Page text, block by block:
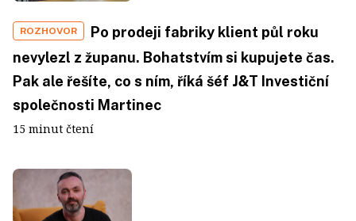
ROZHOVOR
Po prodeji fabriky klient půl roku
nevylezl z županu. Bohatstvím si kupujete čas.
Pak ale řešíte, co s ním, říká šéf J&T Investiční
společnosti Martinec
15 minut čtení